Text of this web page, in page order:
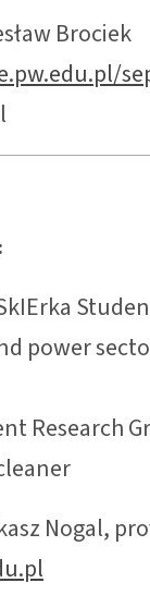
Brociek
power
Research
Nogal,